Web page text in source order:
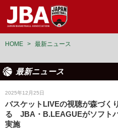
HOME > 最新ニュース
最新ニュース
2025年12月25日
バスケットLIVEの視聴が森づく
る JBA・B.LEAGUEがソフト
実施